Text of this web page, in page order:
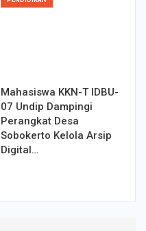
Mahasiswa KKN-T IDBU-
07 Undip Dampingi
Perangkat Desa
Sobokerto Kelola Arsip
Digital…